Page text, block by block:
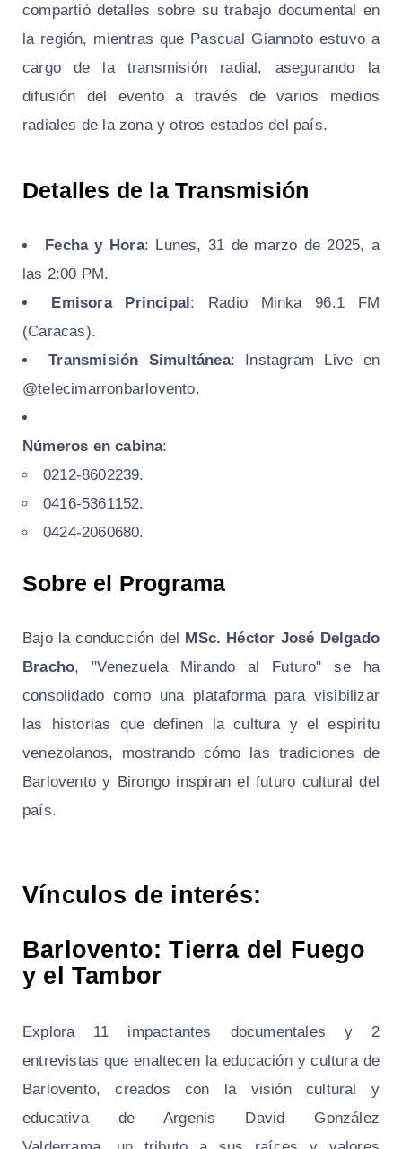
compartió detalles sobre su trabajo documental en
la región, mientras que Pascual Giannoto estuvo a
cargo de la transmisión radial, asegurando la
difusión del evento a través de varios medios
radiales de la zona y otros estados del país.
Detalles de la Transmisión
Fecha y Hora: Lunes, 31 de marzo de 2025, a
las 2:00 PM.
Emisora Principal : Radio Minka 96.1 FM
(Caracas).
Transmisión Simultánea: Instagram Live en
@telecimarronbarlovento.
Números en cabina:
0212-8602239.
0416-5361152.
0424-2060680.
Sobre el Programa
Bajo la conducción del
MSc. Héctor José Delgado
Bracho, "Venezuela Mirando al Futuro" se ha
consolidado como una plataforma para visibilizar
las historias que definen la cultura y el espíritu
venezolanos, mostrando cómo las tradiciones de
Barlovento y Birongo inspiran el futuro cultural del
país.
Vínculos de interés:
Barlovento: Tierra del Fuego
y el Tambor
Explora 11 impactantes documentales y 2
entrevistas que enaltecen la educación y cultura de
Barlovento, creados con la visión cultural y
educativa de Argenis David González